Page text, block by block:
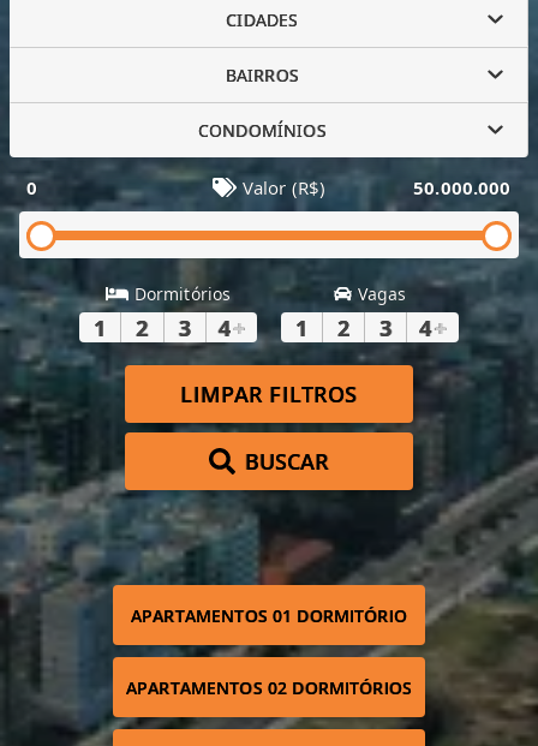
CIDADES
BAIRROS
CONDOMÍNIOS
0 Valor (R$) 50.000.000
Dormitórios
1 2 3 4+
Vagas
1 2 3 4+
LIMPAR FILTROS
BUSCAR
APARTAMENTOS 01 DORMITÓRIO
APARTAMENTOS 02 DORMITÓRIOS